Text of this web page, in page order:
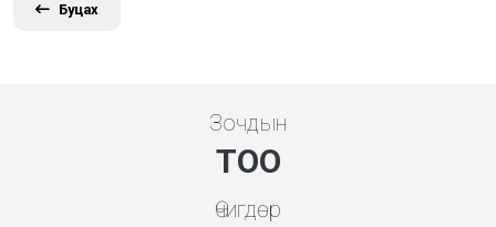
Буцах
Зочдын
ТОО
Өчигдөр